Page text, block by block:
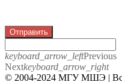
Отправить
keyboard_arrow_leftPrevious
Nextkeyboard_arrow_right
© 2004-2024 МГУ МШЭ |